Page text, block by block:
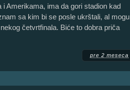
Amerikama, ima da gori stadion kad
sa kim bi se posle ukrštali, al mogu
četvrtfinala. Biće to dobra priča
pre 2 meseca